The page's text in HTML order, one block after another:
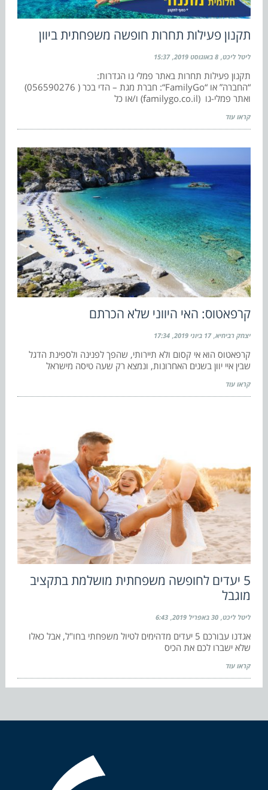
תקנון פעילות תחרות חופשה משפחתית ביוון
ליטל ליכט 8 באוגוסט 2019 15:37
תקנון פעילות תחרות באתר פמלי גו הגדרות:
“החברה” או “FamilyGo“: חברת מגת – הדי בכר ( 056590276)
ואתר פמלי-גו (familygo.co.il) ו/או כל
קראו עוד
קרפאטוס: האי היווני שלא הכרתם
יצחק רביחיא 17 ביוני 2019 17:34
קרפאטוס הוא אי קסום ולא תיירותי, שהפך לפנינה ולספינת הדגל
שבין איי יוון בשנים האחרונות, ונמצא רק שעה טיסה מישראל
קראו עוד
5 יעדים לחופשה משפחתית מושלמת בתקציב
מוגבל
ליטל ליכט 30 באפריל 2019 6:43
אגדנו עבורכם 5 יעדים מדהימים לטיול משפחתי בחו"ל, אבל כאלו
שלא ישברו לכם את הכיס
קראו עוד